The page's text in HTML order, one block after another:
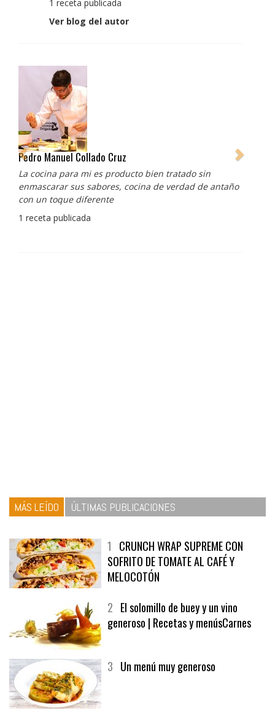
1 receta publicada
Ver blog del autor
Pedro Manuel Collado Cruz
La cocina para mi es producto bien tratado sin
enmascarar sus sabores, cocina de verdad de antaño
con un toque diferente
1 receta publicada
MÁS LEÍDO ÚLTIMAS PUBLICACIONES
1 CRUNCH WRAP SUPREME CON
SOFRITO DE TOMATE AL CAFÉ Y
MELOCOTÓN
2 El solomillo de buey y un vino
generoso | Recetas y menúsCarnes
3 Un menú muy generoso